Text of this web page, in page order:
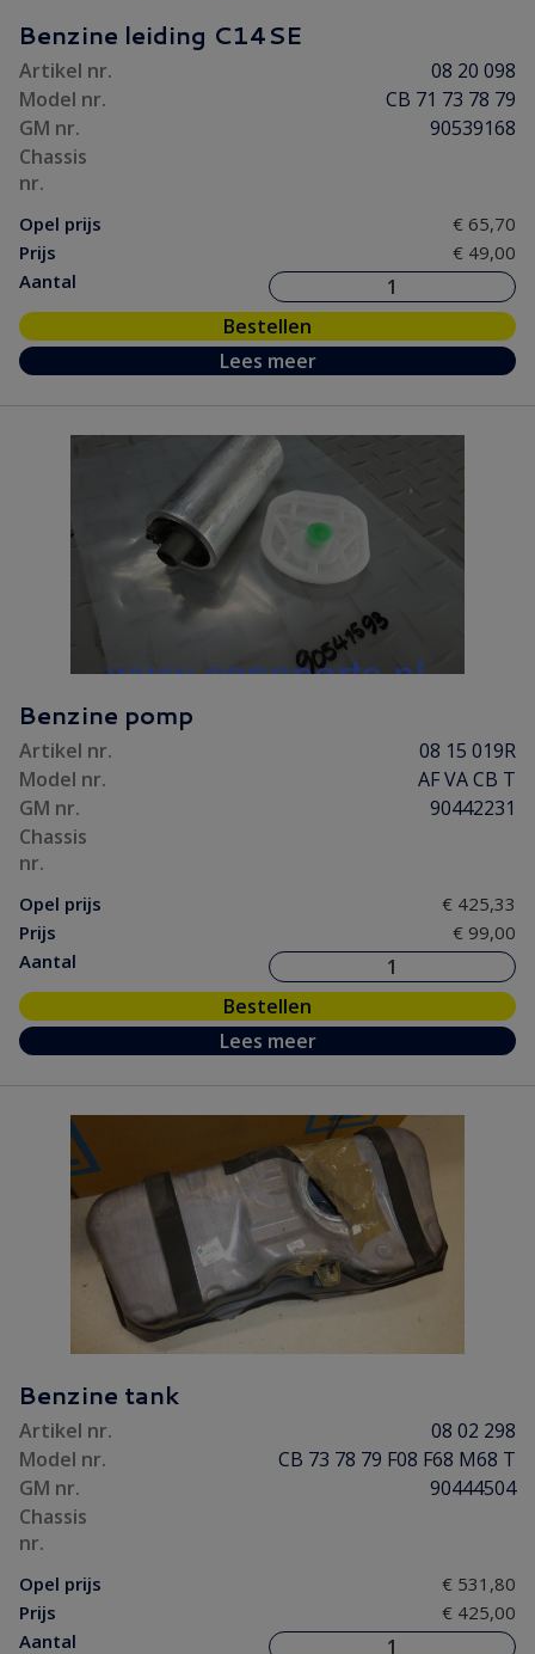
Ontsteking(3)
Versnelling/ Aandrijving
Ruiten/ Rubbers
Benzine leiding C14SE
Artikel nr.
08 20 098
Model nr.
CB 71 73 78 79
GM nr.
90539168
Chassis
nr.
Opel prijs
€ 65,70
Prijs
€ 49,00
Aantal
Bestellen
Lees meer
Benzine pomp
Artikel nr.
08 15 019R
Model nr.
AF VA CB T
GM nr.
90442231
Chassis
nr.
Opel prijs
€ 425,33
Prijs
€ 99,00
Aantal
Bestellen
Lees meer
Benzine tank
Artikel nr.
08 02 298
Model nr.
CB 73 78 79 F08 F68 M68 T
GM nr.
90444504
Chassis
nr.
Opel prijs
€ 531,80
Prijs
€ 425,00
Aantal